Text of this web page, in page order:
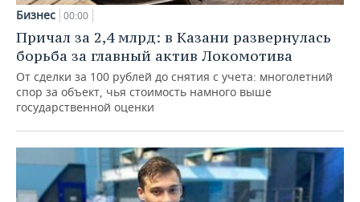
Бизнес 00:00
Причал за 2,4 млрд: в Казани развернулась
борьба за главный актив Локомотива
От сделки за 100 рублей до снятия с учета: многолетний
спор за объект, чья стоимость намного выше
государственной оценки